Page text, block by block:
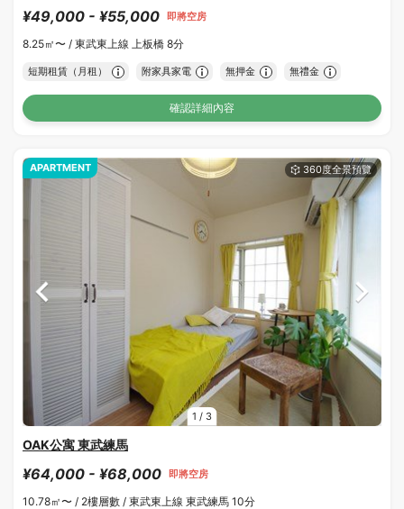
¥49,000 - ¥55,000 即將空房
8.25㎡〜 / 東武東上線 上板橋 8分
短期租賃（月租） 附家具家電 無押金 無禮金
確認詳細內容
1 / 3
APARTMENT
OAK公寓 東武練馬
¥64,000 - ¥68,000 即將空房
10.78㎡〜 / 2樓層數 / 東武東上線 東武練馬 10分